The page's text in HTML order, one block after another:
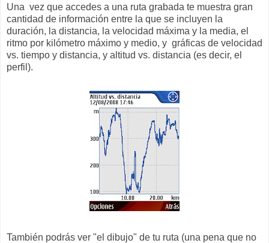
Una vez que accedes a una ruta grabada te muestra gran
cantidad de información entre la que se incluyen la
duración, la distancia, la velocidad máxima y la media, el
ritmo por kilómetro máximo y medio, y gráficas de velocidad
vs. tiempo y distancia, y altitud vs. distancia (es decir, el
perfil).
También podrás ver "el dibujo" de tu ruta (una pena que no